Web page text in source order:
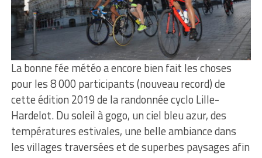
La bonne fée météo a encore bien fait les choses
pour les 8 000 participants (nouveau record) de
cette édition 2019 de la randonnée cyclo Lille-
Hardelot. Du soleil à gogo, un ciel bleu azur, des
températures estivales, une belle ambiance dans
les villages traversées et de superbes paysages afin